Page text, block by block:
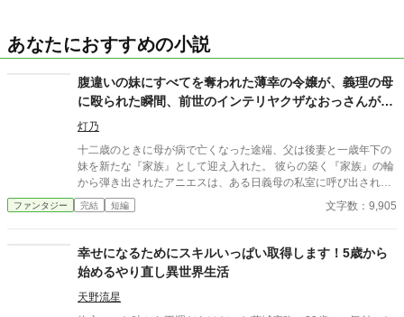
あなたにおすすめの小説
腹違いの妹にすべてを奪われた薄幸の令嬢が、義理の母
に殴られた瞬間、前世のインテリヤクザなおっさんがぶ
ちギレた場合。
灯乃
十二歳のときに母が病で亡くなった途端、父は後妻と一歳年下の
妹を新たな『家族』として迎え入れた。 彼らの築く『家族』の輪
から弾き出されたアニエスは、ある日義母の私室に呼び出され―
―。 タイトル通りのおっさんコメディーです。
ファンタジー 完結 短編 文字数：9,905
幸せになるためにスキルいっぱい取得します！5歳から
始めるやり直し異世界生活
天野流星